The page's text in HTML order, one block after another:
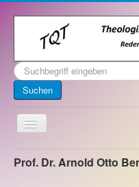
Suchen
...
Suchen
Toggle
Navigation
Startseite
Prof. Dr. Arnold Otto